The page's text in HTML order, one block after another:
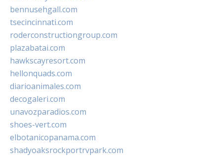
bennusehgall.com
tsecincinnati.com
roderconstructiongroup.com
plazabatai.com
hawkscayresort.com
hellonquads.com
diarioanimales.com
decogaleri.com
unavozparadios.com
shoes-vert.com
elbotanicopanama.com
shadyoaksrockportrvpark.com